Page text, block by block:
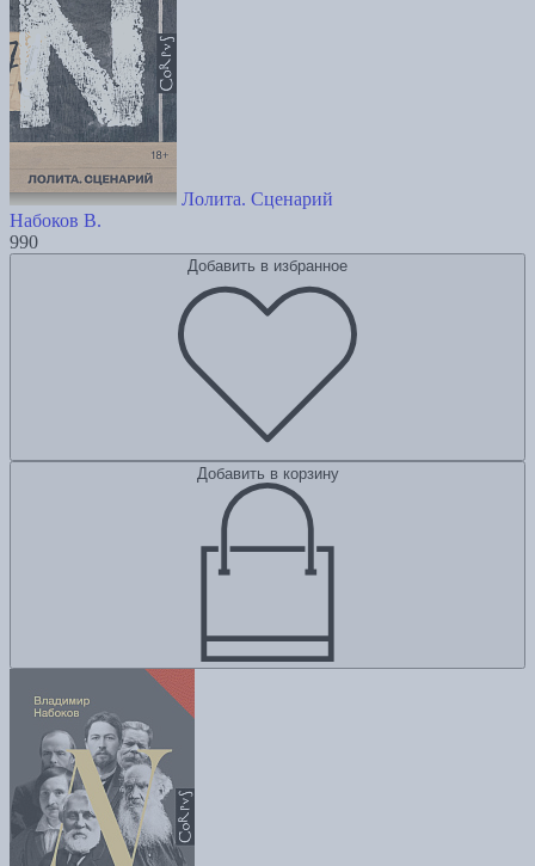
Лолита. Сценарий
Набоков В.
990
Добавить в избранное
Добавить в корзину